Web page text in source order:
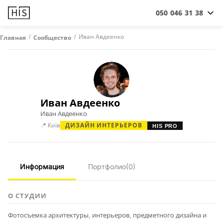
050 046 31 38
Главная / Сообщество / Иван Авдеенко
Иван Авдеенко
Иван Авдеенко
📍 Київ ДИЗАЙН ИНТЕРЬЕРОВ HIS PRO
Информация Портфолио(0)
О СТУДИИ
Фотосъемка архитектуры, интерьеров, предметного дизайна и